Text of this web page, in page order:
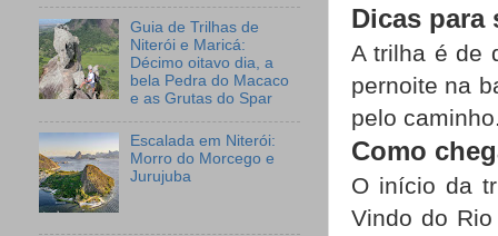
Dicas para
A trilha é de
pernoite na
pelo
Como
O início da
Vindo do
Guia de Trilhas de
Niterói e Maricá:
Décimo oitavo dia, a
bela Pedra do Macaco
e as Grutas do Spar
Escalada em Niterói:
Morro do Morcego e
Jurujuba